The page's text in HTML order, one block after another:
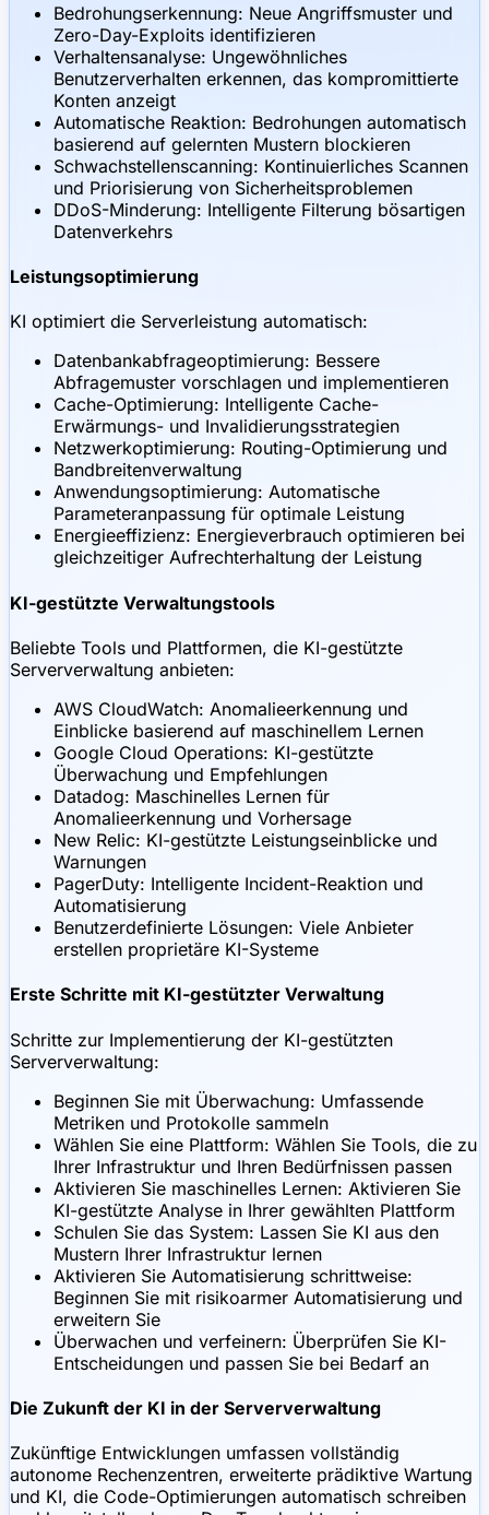
Bedrohungserkennung: Neue Angriffsmuster und
Zero-Day-Exploits identifizieren
Verhaltensanalyse: Ungewöhnliches
Benutzerverhalten erkennen, das kompromittierte
Konten anzeigt
Automatische Reaktion: Bedrohungen automatisch
basierend auf gelernten Mustern blockieren
Schwachstellenscanning: Kontinuierliches Scannen
und Priorisierung von Sicherheitsproblemen
DDoS-Minderung: Intelligente Filterung bösartigen
Datenverkehrs
Leistungsoptimierung
KI optimiert die Serverleistung automatisch:
Datenbankabfrageoptimierung: Bessere
Abfragemuster vorschlagen und implementieren
Cache-Optimierung: Intelligente Cache-
Erwärmungs- und Invalidierungsstrategien
Netzwerkoptimierung: Routing-Optimierung und
Bandbreitenverwaltung
Anwendungsoptimierung: Automatische
Parameteranpassung für optimale Leistung
Energieeffizienz: Energieverbrauch optimieren bei
gleichzeitiger Aufrechterhaltung der Leistung
KI-gestützte Verwaltungstools
Beliebte Tools und Plattformen, die KI-gestützte
Serververwaltung anbieten:
AWS CloudWatch: Anomalieerkennung und
Einblicke basierend auf maschinellem Lernen
Google Cloud Operations: KI-gestützte
Überwachung und Empfehlungen
Datadog: Maschinelles Lernen für
Anomalieerkennung und Vorhersage
New Relic: KI-gestützte Leistungseinblicke und
Warnungen
PagerDuty: Intelligente Incident-Reaktion und
Automatisierung
Benutzerdefinierte Lösungen: Viele Anbieter
erstellen proprietäre KI-Systeme
Erste Schritte mit KI-gestützter Verwaltung
Schritte zur Implementierung der KI-gestützten
Serververwaltung:
Beginnen Sie mit Überwachung: Umfassende
Metriken und Protokolle sammeln
Wählen Sie eine Plattform: Wählen Sie Tools, die zu
Ihrer Infrastruktur und Ihren Bedürfnissen passen
Aktivieren Sie maschinelles Lernen: Aktivieren Sie
KI-gestützte Analyse in Ihrer gewählten Plattform
Schulen Sie das System: Lassen Sie KI aus den
Mustern Ihrer Infrastruktur lernen
Aktivieren Sie Automatisierung schrittweise:
Beginnen Sie mit risikoarmer Automatisierung und
erweitern Sie
Überwachen und verfeinern: Überprüfen Sie KI-
Entscheidungen und passen Sie bei Bedarf an
Die Zukunft der KI in der Serververwaltung
Zukünftige Entwicklungen umfassen vollständig
autonome Rechenzentren, erweiterte prädiktive Wartung
und KI, die Code-Optimierungen automatisch schreiben